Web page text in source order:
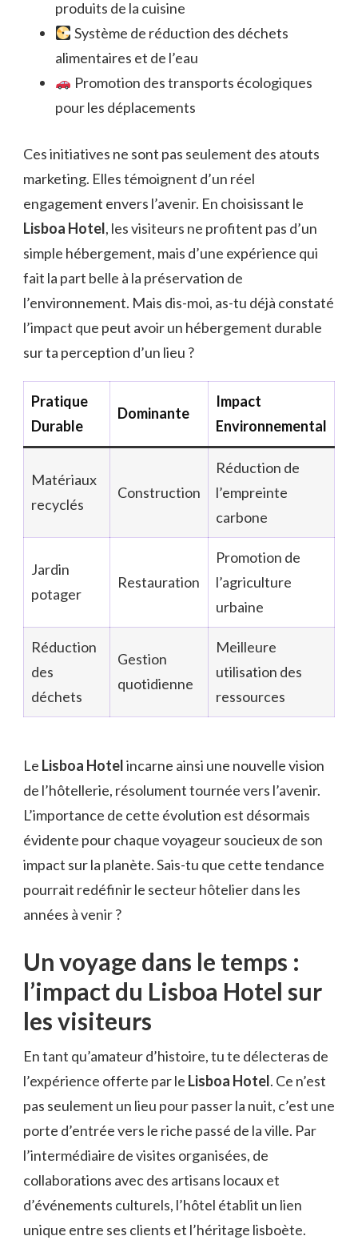
produits de la cuisine
Système de réduction des déchets
alimentaires et de l’eau
Promotion des transports écologiques
pour les déplacements
Ces initiatives ne sont pas seulement des atouts
marketing. Elles témoignent d’un réel
engagement envers l’avenir. En choisissant le
Lisboa Hotel, les visiteurs ne profitent pas d’un
simple hébergement, mais d’une expérience qui
fait la part belle à la préservation de
l’environnement. Mais dis-moi, as-tu déjà constaté
l’impact que peut avoir un hébergement durable
sur ta perception d’un lieu ?
Pratique
Durable
Dominante
Impact
Environnemental
Matériaux
recyclés
Construction
Réduction de
l’empreinte
carbone
Jardin
potager
Restauration
Promotion de
l’agriculture
urbaine
Réduction
des
déchets
Gestion
quotidienne
Meilleure
utilisation des
ressources
Le Lisboa Hotelincarne ainsi une nouvelle vision
de l’hôtellerie, résolument tournée vers l’avenir.
L’importance de cette évolution est désormais
évidente pour chaque voyageur soucieux de son
impact sur la planète. Sais-tu que cette tendance
pourrait redéfinir le secteur hôtelier dans les
années à venir ?
Un voyage dans le temps :
l’impact du Lisboa Hotel sur
les visiteurs
En tant qu’amateur d’histoire, tu te délecteras de
l’expérience offerte par le Lisboa Hotel. Ce n’est
pas seulement un lieu pour passer la nuit, c’est une
porte d’entrée vers le riche passé de la ville. Par
l’intermédiaire de visites organisées, de
collaborations avec des artisans locaux et
d’événements culturels, l’hôtel établit un lien
unique entre ses clients et l’héritage lisboète.